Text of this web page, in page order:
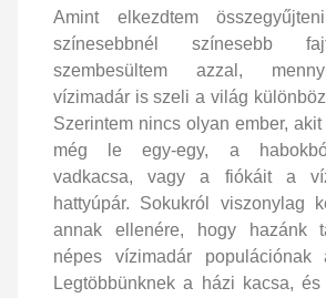
Amint elkezdtem
színesebbnél színesebb
szembesültem azzal,
vízimadár is szeli a világ
Szerintem nincs olyan ember,
még le egy-egy, a
vadkacsa, vagy a fiókáit a
hattyúpár. Sokukról viszonylag
annak ellenére, hogy hazánk
népes vízimadár populációnak
Legtöbbünknek a házi kacsa,